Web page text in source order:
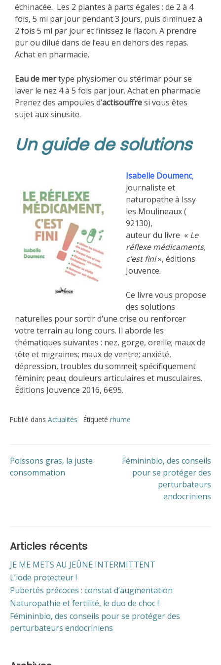
échinacée. Les 2 plantes à parts égales : de 2 à 4
fois, 5 ml par jour pendant 3 jours, puis diminuez à
2 fois 5 ml par jour et finissez le flacon. A prendre
pur ou dilué dans de l’eau en dehors des repas.
Achat en pharmacie.
Eau de mertype physiomer ou stérimar pour se
laver le nez 4 à 5 fois par jour. Achat en pharmacie.
Prenez des ampoules d’actisouffresi vous êtes
sujet aux sinusite.
Un guide de solutions
Isabelle Doumenc,
journaliste et
naturopathe à Issy
les Moulineaux (
92130),
auteur du livre « Le
réflexe médicaments,
c’est fini», éditions
Jouvence.
Ce livre vous propose
des solutions
naturelles pour sortir d’une crise ou renforcer
votre terrain au long cours. Il aborde les
thématiques suivantes : nez, gorge, oreille; maux de
tête et migraines; maux de ventre; anxiété,
dépression, troubles du sommeil; spécifiquement
féminin; peau; douleurs articulaires et musculaires.
Éditions Jouvence 2016, 6€95.
Publié dans Actualités Étiqueté rhume
Poissons gras, la juste
consommation
Fémininbio, des conseils
pour se protéger des
perturbateurs
endocriniens
Articles récents
JE ME METS AU JEÛNE INTERMITTENT
L’iode protecteur !
Pubertés précoces : constat d’augmentation
Naturopathie et fertilité, le duo de choc !
Fémininbio, des conseils pour se protéger des
perturbateurs endocriniens